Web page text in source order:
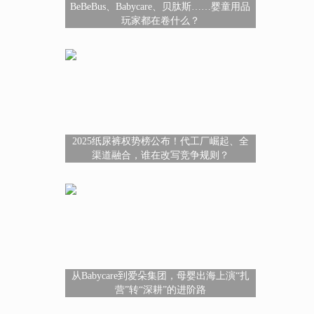
BeBeBus、Babycare、贝肽斯……婴童用品
玩家都在卷什么？
2025纸尿裤权势榜公布！代工厂崛起、全
渠道融合，谁在改写竞争规则？
从Babycare到爱朵集团，母婴出海上演“扎
营”转“深耕”的进阶路